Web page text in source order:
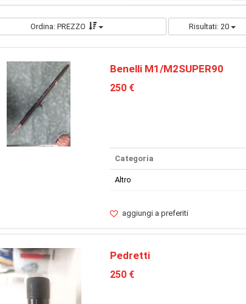
Ordina: PREZZO Risultati: 20
Benelli M1/M2SUPER90
250 €
Categoria
Altro
aggiungi a preferiti
Pedretti
250 €